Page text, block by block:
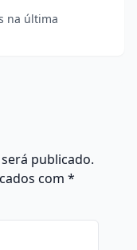
na última
publicado.
com *